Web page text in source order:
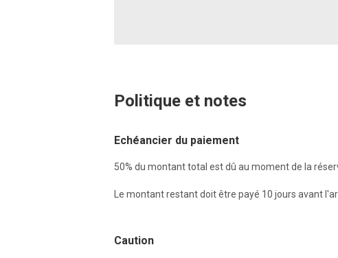
Politique et notes
Echéancier du paiement
50% du montant total est dû au moment de la
Le montant restant doit être payé 10 jours avant
Caution